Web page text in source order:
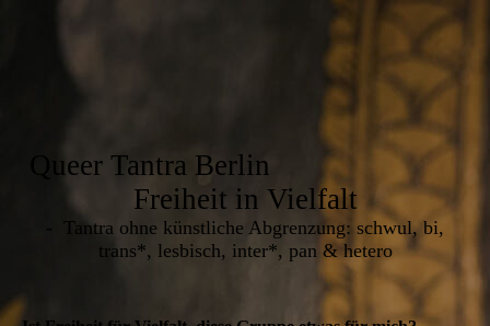
Queer Tantra Berlin
Freiheit in Vielfalt
- Tantra ohne künstliche Abgrenzung: schwul, bi,
trans*, lesbisch, inter*, pan & hetero